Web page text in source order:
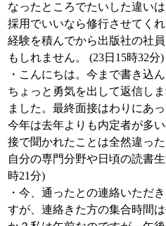
なったところでたいした違い
採用でいいなら修行させてく
経験を積んでから出版社の社
もしれません。 (23日15時32分)
・こんにちは。今まで書き込
ちょっと勇気を出して返信し
ました。最終面接はわりにあ
今年は去年よりも内定者が多
接で聞かれたことは全然違っ
自分の専門分野や日頃の読書
時21分)
・今、通ったとの連絡いただ
すが、連絡きた方の集合時間